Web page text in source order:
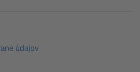
údajov